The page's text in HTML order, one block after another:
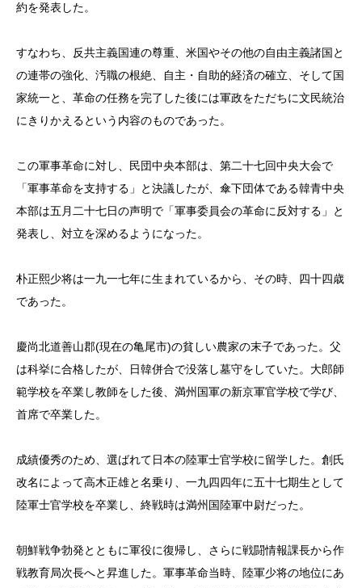
約を発表した。
すなわち、反共主義国連の尊重、米国やその他の自由主義諸国と
の連帯の強化、汚職の根絶、自主・自助的経済の確立、そして国
家統一と、革命の任務を完了した後には軍政をただちに文民統治
にきりかえるという内容のものであった。
この軍事革命に対し、民団中央本部は、第二十七回中央大会で
「軍事革命を支持する」と決議したが、傘下団体である韓青中央
本部は五月二十七日の声明で「軍事委員会の革命に反対する」と
発表し、対立を深めるようになった。
朴正熙少将は一九一七年に生まれているから、その時、四十四歳
であった。
慶尚北道善山郡(現在の亀尾市)の貧しい農家の末子であった。父
は科挙に合格したが、日韓併合で没落し墓守をしていた。大郎師
範学校を卒業し教師をした後、満州国軍の新京軍官学校で学び、
首席で卒業した。
成績優秀のため、選ばれて日本の陸軍士官学校に留学した。創氏
改名によって高木正雄と名乗り、一九四四年に五十七期生として
陸軍士官学校を卒業し、終戦時は満州国陸軍中尉だった。
朝鮮戦争勃発とともに軍役に復帰し、さらに戦闘情報課長から作
戦教育局次長へと昇進した。軍事革命当時、陸軍少将の地位にあ